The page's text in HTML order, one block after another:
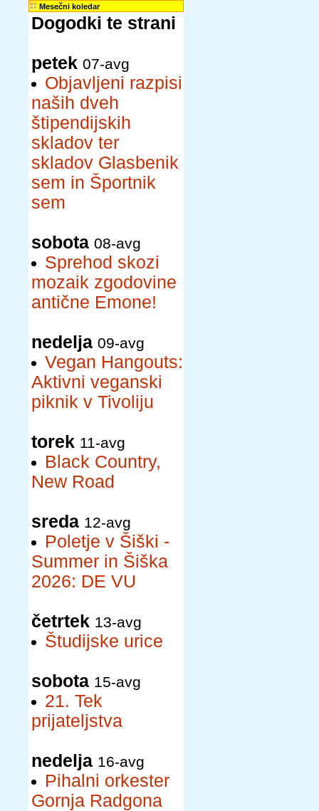
Mesečni koledar
Dogodki te strani
petek 07-avg
Objavljeni razpisi
naših dveh
štipendijskih
skladov ter
skladov Glasbenik
sem in Športnik
sem
sobota 08-avg
Sprehod skozi
mozaik zgodovine
antične Emone!
nedelja 09-avg
Vegan Hangouts:
Aktivni veganski
piknik v Tivoliju
torek 11-avg
Black Country,
New Road
sreda 12-avg
Poletje v Šiški -
Summer in Šiška
2026: DE VU
četrtek 13-avg
Študijske urice
sobota 15-avg
21. Tek
prijateljstva
nedelja 16-avg
Pihalni orkester
Gornja Radgona